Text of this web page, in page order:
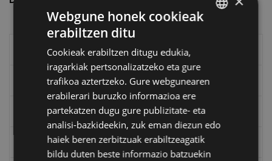
Eibarko liburuak
eta kitto
"Eibar" rebista sarean
Goi Argi aldizkaria
Webgune honek cookieak
erabiltzen ditu
Cookieak erabiltzen ditugu edukia,
iragarkiak pertsonalizatzeko eta gure
trafikoa aztertzeko. Gure webgunearen
erabilerari buruzko informazioa ere
partekatzen dugu gure publizitate- eta
analisi-bazkideekin, zuk eman diezun edo
haiek beren zerbitzuak erabiltzeagatik
bildu duten beste informazio batzuekin